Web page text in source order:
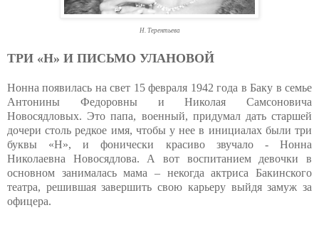
Н. Терентьева
ТРИ «Н» И ПИСЬМО УЛАНОВОЙ
Нонна появилась на свет 15 февраля 1942 года в Баку в семье
Антонины Федоровны и Николая Самсоновича
Новосядловых. Это папа, военный, придумал дать старшей
дочери столь редкое имя, чтобы у нее в инициалах были три
буквы «Н», и фонически красиво звучало - Нонна
Николаевна Новосядлова. А вот воспитанием девочки в
основном занималась мама – некогда актриса Бакинского
театра, решившая завершить свою карьеру выйдя замуж за
офицера.